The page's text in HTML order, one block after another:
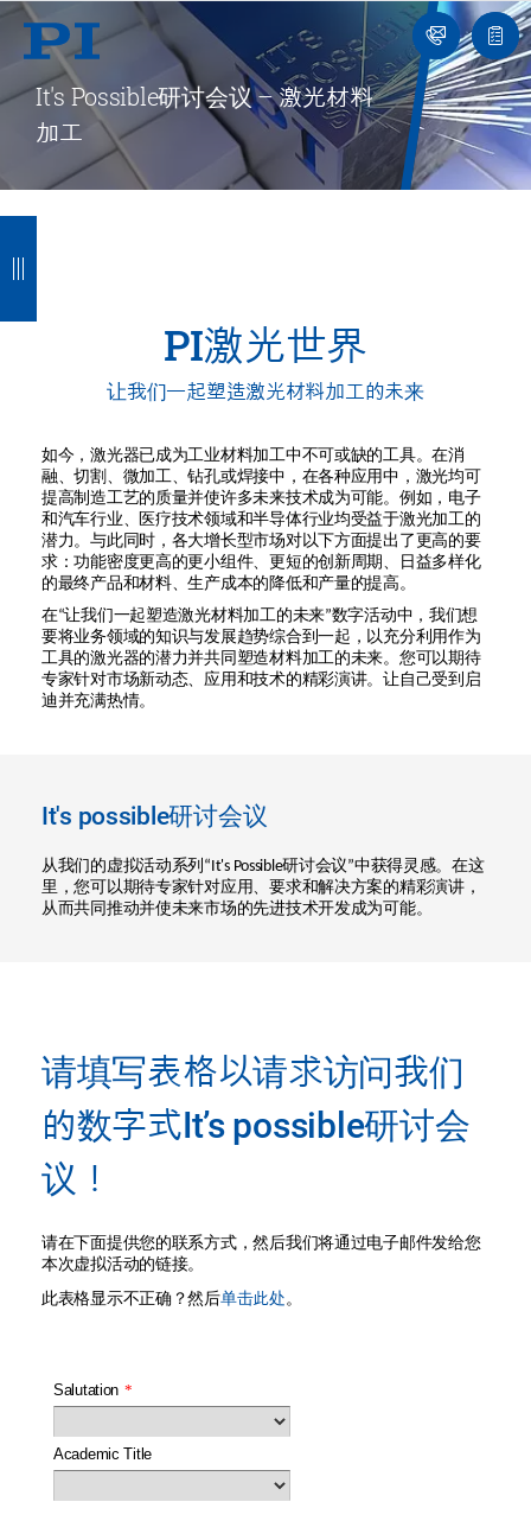
联
系
我
们
报
价
单
们
It's Possible研讨会议 – 激光材料
加工
PI激光世界
让我们一起塑造激光材料加工的未来
如今，激光器已成为工业材料加工中不可或缺的工具。在消
融、切割、微加工、钻孔或焊接中，在各种应用中，激光均可
提高制造工艺的质量并使许多未来技术成为可能。例如，电子
和汽车行业、医疗技术领域和半导体行业均受益于激光加工的
潜力。与此同时，各大增长型市场对以下方面提出了更高的要
求：功能密度更高的更小组件、更短的创新周期、日益多样化
的最终产品和材料、生产成本的降低和产量的提高。
在“让我们一起塑造激光材料加工的未来”数字活动中，我们想
要将业务领域的知识与发展趋势综合到一起，以充分利用作为
工具的激光器的潜力并共同塑造材料加工的未来。您可以期待
专家针对市场新动态、应用和技术的精彩演讲。让自己受到启
迪并充满热情。
It's possible研讨会议
从我们的虚拟活动系列“It's Possible研讨会议”中获得灵感。在这
里，您可以期待专家针对应用、要求和解决方案的精彩演讲，
从而共同推动并使未来市场的先进技术开发成为可能。
请填写表格以请求访问我们
的数字式It’s possible研讨会
议！
请在下面提供您的联系方式，然后我们将通过电子邮件发给您
本次虚拟活动的链接。
此表格显示不正确？然后单击此处。
Salutation *
Academic Title